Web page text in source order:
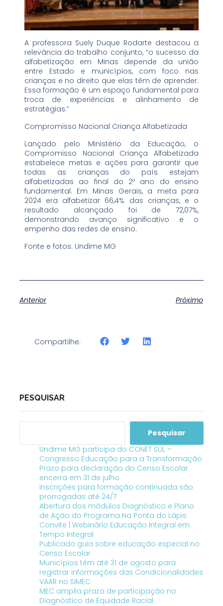
A professora Suely Duque Rodarte destacou a
relevância do trabalho conjunto, “o sucesso da
alfabetização em Minas depende da união
entre Estado e municípios, com foco nas
crianças e no direito que elas têm de aprender.
Essa formação é um espaço fundamental para
troca de experiências e alinhamento de
estratégias.”
Compromisso Nacional Criança Alfabetizada
Lançado pelo Ministério da Educação, o
Compromisso Nacional Criança Alfabetizada
estabelece metas e ações para garantir que
todas as crianças do país estejam
alfabetizadas ao final do 2º ano do ensino
fundamental. Em Minas Gerais, a meta para
2024 era alfabetizar 66,4% das crianças, e o
resultado alcançado foi de 72,07%,
demonstrando avanço significativo e o
empenho das redes de ensino.
Fonte e fotos: Undime MG
Anterior Próximo
Compartilhe:
PESQUISAR
Pesquisar
Undime MG participa do CONET SUL –
Congresso Educação para a Transformação
Prazo para declaração do Censo Escolar
encerra em 31 de julho
Inscrições para formação continuada são
prorrogadas até 24/7
Abertura dos módulos Diagnóstico e Plano
de Ação do Programa Na Ponta do Lápis
Convite | Webinário Educação Integral em
Tempo Integral
Publicado guia sobre educação especial no
Censo Escolar
Municípios têm até 31 de agosto para
registrar informações das Condicionalidades
VAAR no SIMEC
MEC amplia prazo de participação no
Diagnóstico de Equidade Racial